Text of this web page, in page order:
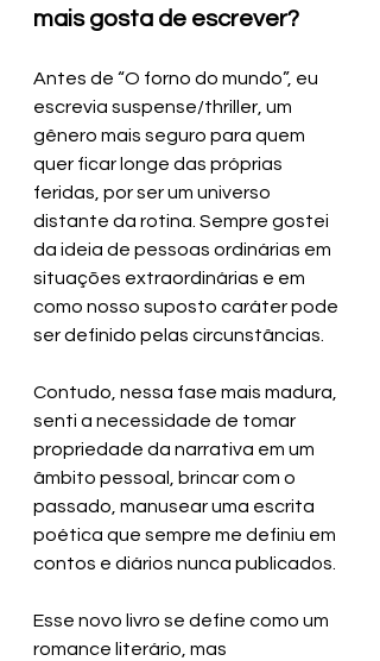
mais gosta de escrever?
Antes de “O forno do mundo”, eu
escrevia suspense/thriller, um
gênero mais seguro para quem
quer ficar longe das próprias
feridas, por ser um universo
distante da rotina. Sempre gostei
da ideia de pessoas ordinárias em
situações extraordinárias e em
como nosso suposto caráter pode
ser definido pelas circunstâncias.
Contudo, nessa fase mais madura,
senti a necessidade de tomar
propriedade da narrativa em um
âmbito pessoal, brincar com o
passado, manusear uma escrita
poética que sempre me definiu em
contos e diários nunca publicados.
Esse novo livro se define como um
romance literário, mas